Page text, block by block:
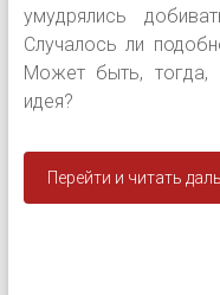
умудрялись
Случалось ли
Может быть, тогда,
идея?
Перейти и читать